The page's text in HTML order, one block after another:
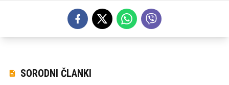
SORODNI ČLANKI